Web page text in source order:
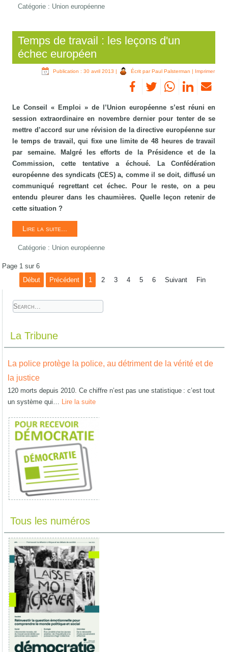
Catégorie : Union européenne
Temps de travail : les leçons d'un
échec européen
Publication : 30 avril 2013 | Écrit par Paul Palsterman | Imprimer
Le Conseil « Emploi » de l’Union européenne s’est réuni en
session extraordinaire en novembre dernier pour tenter de se
mettre d’accord sur une révision de la directive européenne sur
le temps de travail, qui fixe une limite de 48 heures de travail
par semaine. Malgré les efforts de la Présidence et de la
Commission, cette tentative a échoué. La Confédération
européenne des syndicats (CES) a, comme il se doit, diffusé un
communiqué regrettant cet échec. Pour le reste, on a peu
entendu pleurer dans les chaumières. Quelle leçon retenir de
cette situation ?
Lire la suite...
Catégorie : Union européenne
Page 1 sur 6
Début
Précédent 1 2 3 4 5 6 Suivant Fin
La Tribune
La police protège la police, au détriment de la vérité et de
la justice
120 morts depuis 2010. Ce chiffre n’est pas une statistique : c’est tout
un système qui… Lire la suite
Tous les numéros